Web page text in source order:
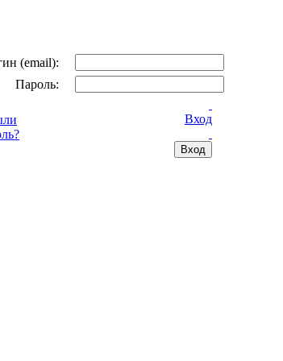
(email):
Пароль:
Вход